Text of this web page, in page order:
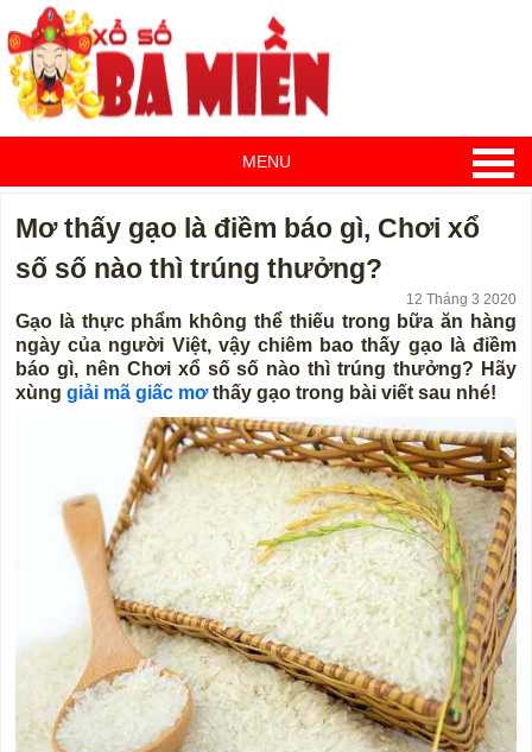
MENU
Mơ thấy gạo là điềm báo gì, Chơi xổ
số số nào thì trúng thưởng?
12 Tháng 3 2020
Gạo là thực phẩm không thể thiếu trong bữa ăn hàng
ngày của người Việt, vậy chiêm bao thấy gạo là điềm
báo gì, nên Chơi xổ số số nào thì trúng thưởng? Hãy
xùng giải mã giấc mơthấy gạo trong bài viết sau nhé!